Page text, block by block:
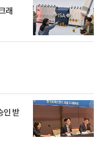
래
인 받